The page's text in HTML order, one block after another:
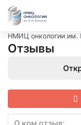
НМИЦ онкологии им.
Отзывы
О ком отзыв: